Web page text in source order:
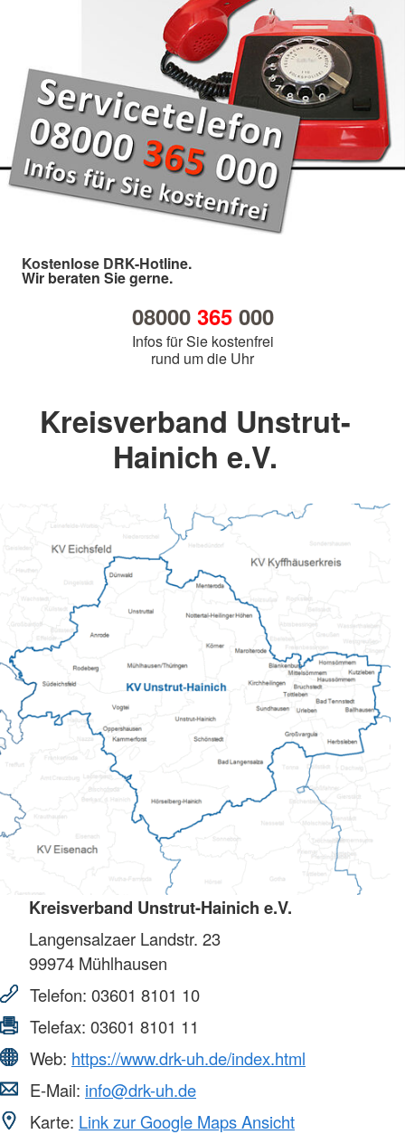
Kostenlose DRK-Hotline.
Wir beraten Sie gerne.
08000 365000
Infos für Sie kostenfrei
rund um die Uhr
Kreisverband Unstrut-
Hainich e.V.
Kreisverband Unstrut-Hainich e.V.
Langensalzaer Landstr. 23
99974 Mühlhausen
Telefon: 03601 8101 10
Telefax: 03601 8101 11
Web: https://www.drk-uh.de/index.html
E-Mail: info@drk-uh.de
Karte: Link zur Google Maps Ansicht